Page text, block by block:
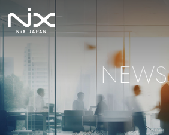
NEWS